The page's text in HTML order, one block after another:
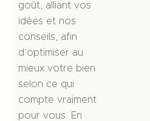
goût, alliant vos
idées et nos
conseils, afin
d’optimiser au
mieux votre bien
selon ce qui
compte vraiment
pour vous. En